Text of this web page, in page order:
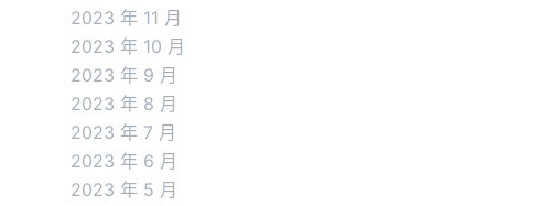
2023 年 11 月
2023 年 10 月
2023 年 9 月
2023 年 8 月
2023 年 7 月
2023 年 6 月
2023 年 5 月